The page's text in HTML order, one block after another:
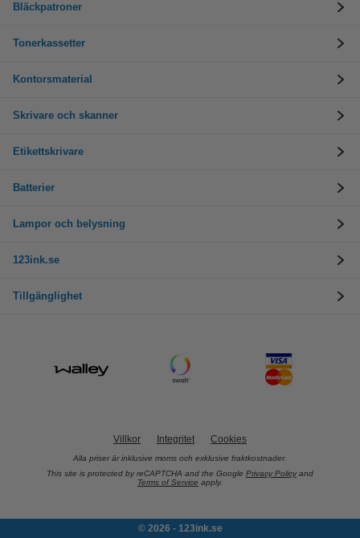
Bläckpatroner
Tonerkassetter
Kontorsmaterial
Skrivare och skanner
Etikettskrivare
Batterier
Lampor och belysning
123ink.se
Tillgänglighet
Villkor Integritet Cookies
Alla priser är inklusive moms och exklusive fraktkostnader.
This site is protected by reCAPTCHA and the Google Privacy Policy and
Terms of Service apply.
© 2026 - 123ink.se